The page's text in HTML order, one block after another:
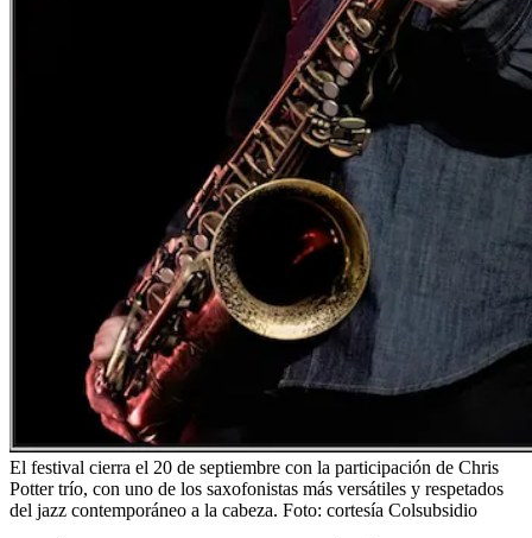
El festival cierra el 20 de septiembre con la participación de Chris
Potter trío, con uno de los saxofonistas más versátiles y respetados
del jazz contemporáneo a la cabeza. Foto: cortesía Colsubsidio